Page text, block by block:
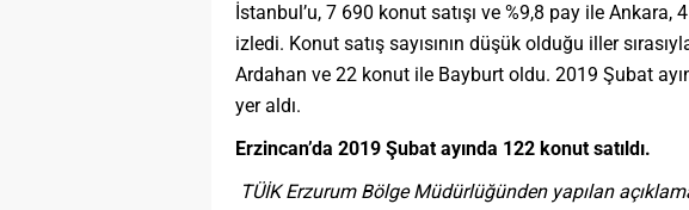
İstanbul’u, 7 690 konut satışı ve %9,8 pay ile Ankara,
izledi. Konut satış sayısının düşük olduğu iller
Ardahan ve 22 konut ile Bayburt oldu. 2019 Şubat
yer aldı.
Erzincan’da 2019 Şubat ayında 122 konut satıldı.
TÜİK Erzurum Bölge Müdürlüğünden yapılan